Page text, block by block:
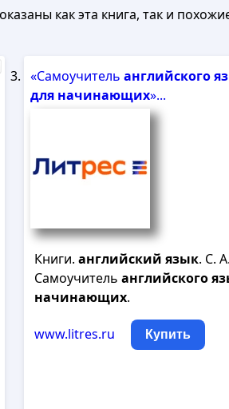
как эта книга, так и
«Самоучительанглийского
для начинающих»...
Книги.английский язык. С. А.
Самоучительанглийского
начинающих.
www.litres.ru Купить